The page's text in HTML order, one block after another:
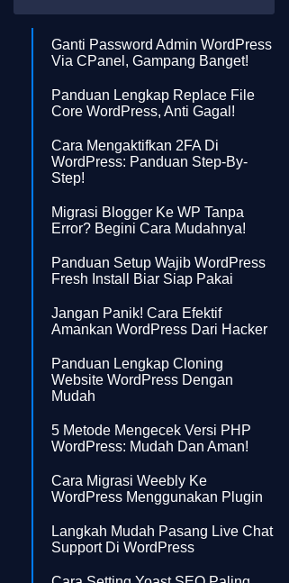
Ganti Password Admin WordPress
Via CPanel, Gampang Banget!
Panduan Lengkap Replace File
Core WordPress, Anti Gagal!
Cara Mengaktifkan 2FA Di
WordPress: Panduan Step-By-
Step!
Migrasi Blogger Ke WP Tanpa
Error? Begini Cara Mudahnya!
Panduan Setup Wajib WordPress
Fresh Install Biar Siap Pakai
Jangan Panik! Cara Efektif
Amankan WordPress Dari Hacker
Panduan Lengkap Cloning
Website WordPress Dengan
Mudah
5 Metode Mengecek Versi PHP
WordPress: Mudah Dan Aman!
Cara Migrasi Weebly Ke
WordPress Menggunakan Plugin
Langkah Mudah Pasang Live Chat
Support Di WordPress